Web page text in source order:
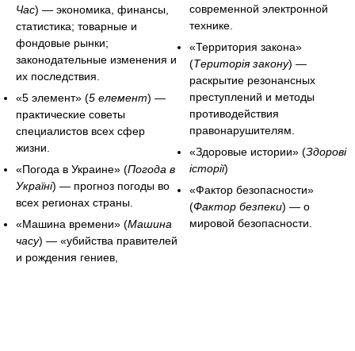
Час) — экономика, финансы,
статистика; товарные и
фондовые рынки;
законодательные изменения и
их последствия.
«5 элемент» (5 елемент) —
практические советы
специалистов всех сфер
жизни.
«Погода в Украине» (Погода в
Україні) — прогноз погоды во
всех регионах страны.
«Машина времени» (Машина
часу) — «убийства правителей
и рождения гениев,
современной электронной
технике.
«Территория закона»
(Територія закону) —
раскрытие резонансных
преступлений и методы
противодействия
правонарушителям.
«Здоровые истории» (Здорові
історії)
«Фактор безопасности»
(Фактор безпеки) — о
мировой безопасности.